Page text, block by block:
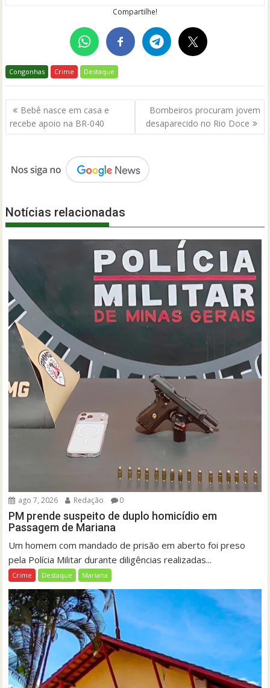
Compartilhe!
Congonhas Crime Destaque
Navegação
de
Post
Bebê nasce em casa e
recebe apoio na BR-040
Bombeiros procuram jovem
desaparecido no Rio Doce
Notícias relacionadas
ago 7, 2026 Redação 0
PM prende suspeito de duplo homicídio em
Passagem de Mariana
Um homem com mandado de prisão em aberto foi preso
pela Polícia Militar durante diligências realizadas...
Crime Destaque Mariana